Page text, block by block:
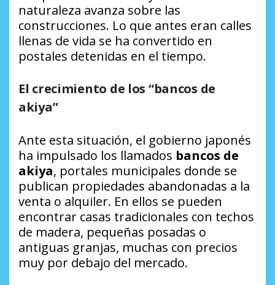
naturaleza avanza sobre las
construcciones. Lo que antes eran calles
llenas de vida se ha convertido en
postales detenidas en el tiempo.
El crecimiento de los “bancos de
akiya”
Ante esta situación, el gobierno japonés
ha impulsado los llamados bancos de
akiya, portales municipales donde se
publican propiedades abandonadas a la
venta o alquiler. En ellos se pueden
encontrar casas tradicionales con techos
de madera, pequeñas posadas o
antiguas granjas, muchas con precios
muy por debajo del mercado.